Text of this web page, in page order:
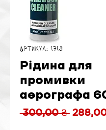
Артикул: 1719
Рідина для
промивки
аерографа
300,00 ₴